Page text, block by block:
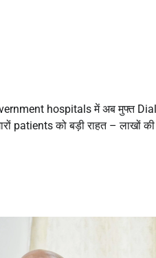
hospitals में अब मुफ्त
patients को बड़ी राहत – लाखों